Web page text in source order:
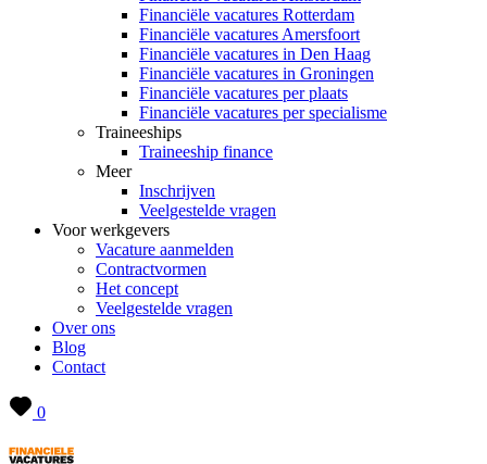
Financiële vacatures Rotterdam
Financiële vacatures Amersfoort
Financiële vacatures in Den Haag
Financiële vacatures in Groningen
Financiële vacatures per plaats
Financiële vacatures per specialisme
Traineeships
Traineeship finance
Meer
Inschrijven
Veelgestelde vragen
Voor werkgevers
Vacature aanmelden
Contractvormen
Het concept
Veelgestelde vragen
Over ons
Blog
Contact
0